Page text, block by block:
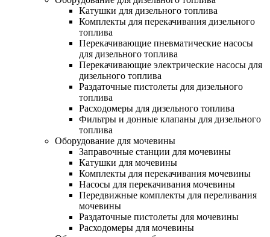
Катушки для дизельного топлива
Комплекты для перекачивания дизельного
топлива
Перекачивающие пневматические насосы
для дизельного топлива
Перекачивающие электрические насосы для
дизельного топлива
Раздаточные пистолеты для дизельного
топлива
Расходомеры для дизельного топлива
Фильтры и донные клапаны для дизельного
топлива
Оборудование для мочевины
Заправочные станции для мочевины
Катушки для мочевины
Комплекты для перекачивания мочевины
Насосы для перекачивания мочевины
Передвижные комплекты для переливания
мочевины
Раздаточные пистолеты для мочевины
Расходомеры для мочевины